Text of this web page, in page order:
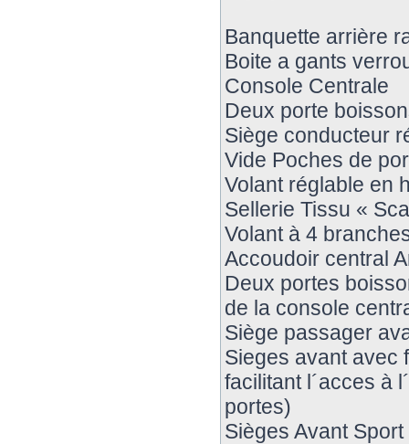
Banquette arrière
Boite a gants
Console Centrale
Deux porte
Siège conducteur
Vide Poches de
Volant réglable en
Sellerie Tissu «
Volant à 4
Accoudoir central
Deux portes
de la console
Siège passager
Sieges avant avec
facilitant l´acces à
portes)
Sièges Avant Sport